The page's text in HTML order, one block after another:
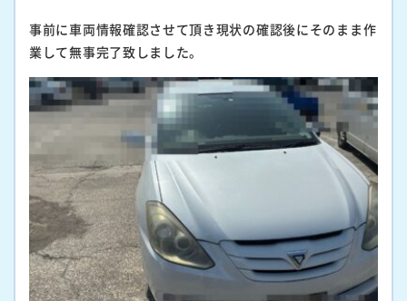
事前に車両情報確認させて頂き現状の確認後にそのまま作
業して無事完了致しました。